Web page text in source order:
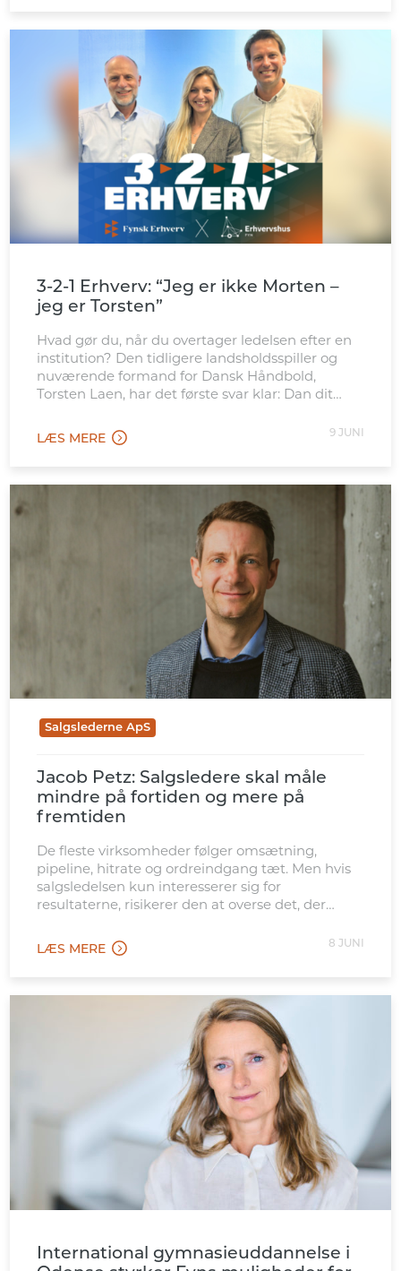
3-2-1 Erhverv: “Jeg er ikke Morten –
jeg er Torsten”
Hvad gør du, når du overtager ledelsen efter en
institution? Den tidligere landsholdsspiller og
nuværende formand for Dansk Håndbold,
Torsten Laen, har det første svar klar: Dan dit
uvisse.
LÆS MERE 9 JUNI
Salgslederne ApS
Jacob Petz: Salgsledere skal måle
mindre på fortiden og mere på
fremtiden
De fleste virksomheder følger omsætning,
pipeline, hitrate og ordreindgang tæt. Men hvis
salgsledelsen kun interesserer sig for
resultaterne, risikerer den at overse det, der
LÆS MERE 8 JUNI
International gymnasieuddannelse i